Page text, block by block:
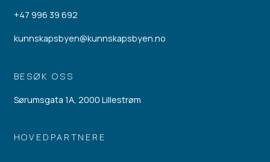
+47 996 39 692
kunnskapsbyen@kunnskapsbyen.no
BESØK OSS
Sørumsgata 1A, 2000 Lillestrøm
HOVEDPARTNERE